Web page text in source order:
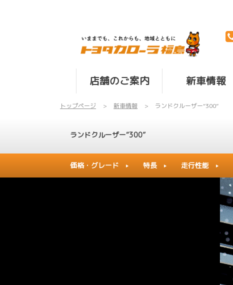
店舗のご案内 新車情報
トップページ 新車情報 ランドクルーザー“300”
ランドクルーザー“300”
価格・グレード 特長 走行性能